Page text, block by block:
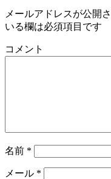
メールアドレスが公開
いる欄は必須項目です
コメント
名前 *
メール *